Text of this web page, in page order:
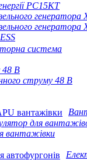
PC15KT
генератора
генератора
система
48 В
струму 48 В
для
вантажівки